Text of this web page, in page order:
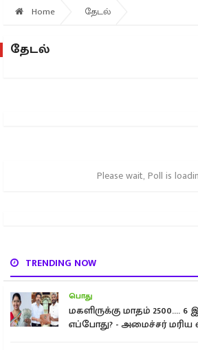
Home தேடல்
தேடல்
Please wait, Poll is
TRENDING NOW
பொது
மகளிருக்கு மாதம் 2500....
எப்போது? - அமைச்சர்